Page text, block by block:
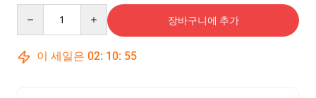
장바구니에 추가
이 세일은 02: 10: 54